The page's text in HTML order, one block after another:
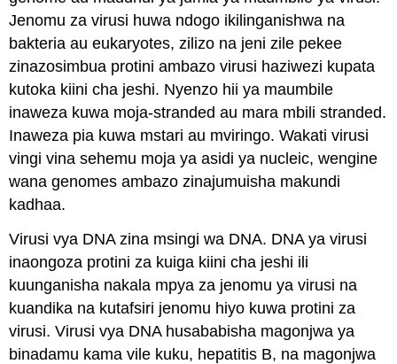
Jenomu za virusi huwa ndogo ikilinganishwa na
bakteria au eukaryotes, zilizo na jeni zile pekee
zinazosimbua protini ambazo virusi haziwezi kupata
kutoka kiini cha jeshi. Nyenzo hii ya maumbile
inaweza kuwa moja-stranded au mara mbili stranded.
Inaweza pia kuwa mstari au mviringo. Wakati virusi
vingi vina sehemu moja ya asidi ya nucleic, wengine
wana genomes ambazo zinajumuisha makundi
kadhaa.
Virusi vya DNA zina msingi wa DNA. DNA ya virusi
inaongoza protini za kuiga kiini cha jeshi ili
kuunganisha nakala mpya za jenomu ya virusi na
kuandika na kutafsiri jenomu hiyo kuwa protini za
virusi. Virusi vya DNA husababisha magonjwa ya
binadamu kama vile kuku, hepatitis B, na magonjwa